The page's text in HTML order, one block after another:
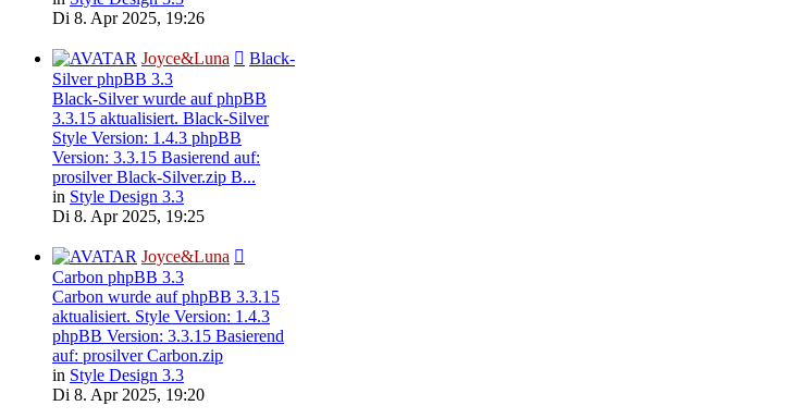
Di 8. Apr 2025, 19:26
Joyce&Luna
Black-
Silver phpBB 3.3
Black-Silver wurde auf phpBB
3.3.15 aktualisiert. Black-Silver
Style Version: 1.4.3 phpBB
Version: 3.3.15 Basierend auf:
prosilver Black-Silver.zip B...
in Style Design 3.3
Di 8. Apr 2025, 19:25
Joyce&Luna
Carbon phpBB 3.3
Carbon wurde auf phpBB 3.3.15
aktualisiert. Style Version: 1.4.3
phpBB Version: 3.3.15 Basierend
auf: prosilver Carbon.zip
in Style Design 3.3
Di 8. Apr 2025, 19:20